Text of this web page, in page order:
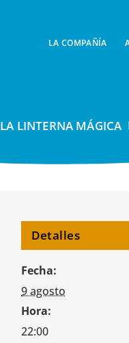
LA COMPAÑÍA
LA LINTERNA MÁGICA
Detalles
Fecha:
9 agosto
Hora:
22:00